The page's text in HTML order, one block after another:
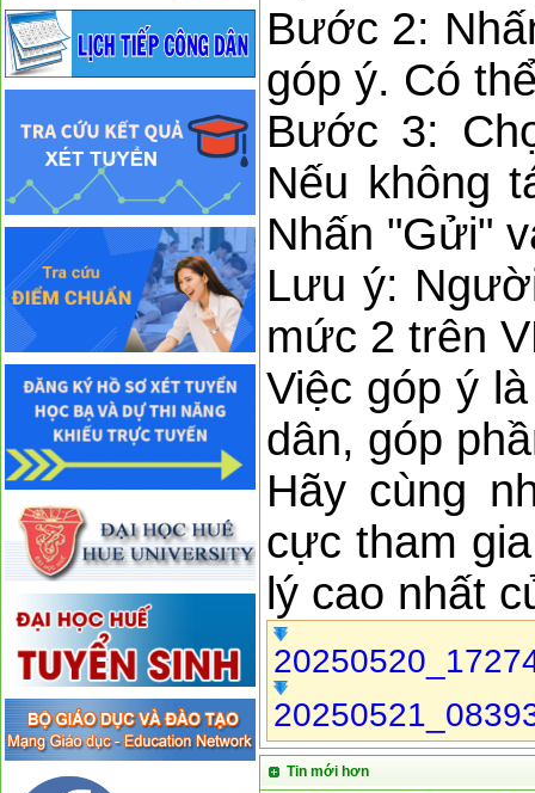
Bước 2:
góp ý. Có
Bước 3:
Nếu không
Nhấn "Gửi"
Lưu ý:
mức 2 trên
Việc góp ý
dân, góp
Hãy cùng
cực tham
lý cao nhất
Tin mới hơn